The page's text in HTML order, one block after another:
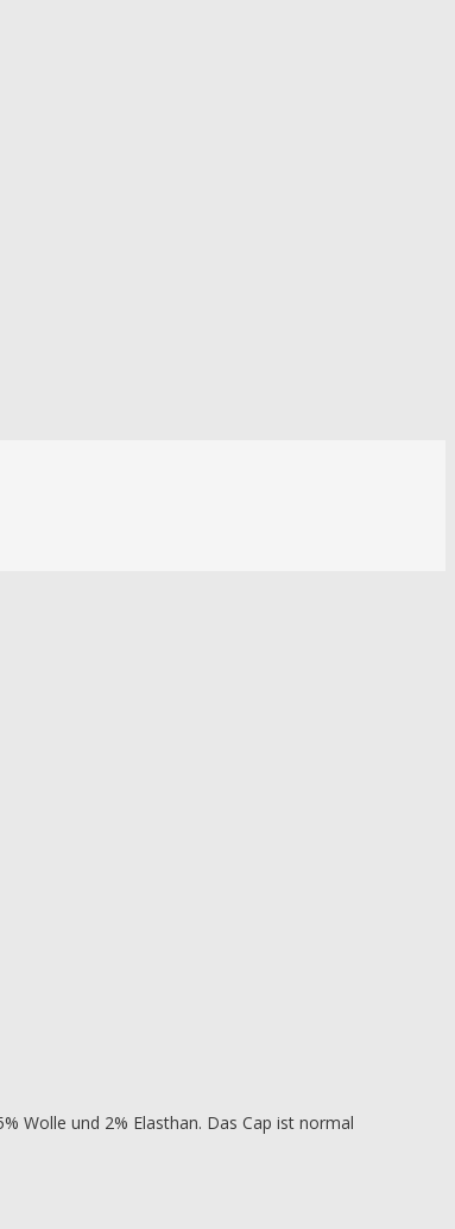
Wolle und 2% Elasthan. Das Cap ist normal